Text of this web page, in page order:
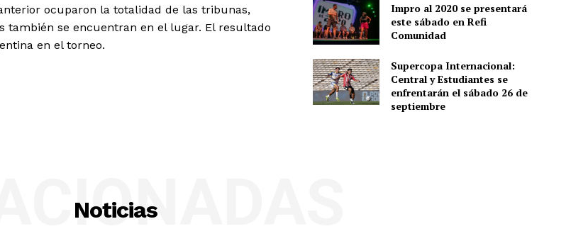
ocuparon la totalidad de las tribunas,
también se encuentran en el lugar. El resultado
en el torneo.
Impro al 2020 se presentará
este sábado en Refi
Comunidad
Supercopa Internacional:
Central y Estudiantes se
enfrentarán el sábado 26 de
septiembre
Noticias